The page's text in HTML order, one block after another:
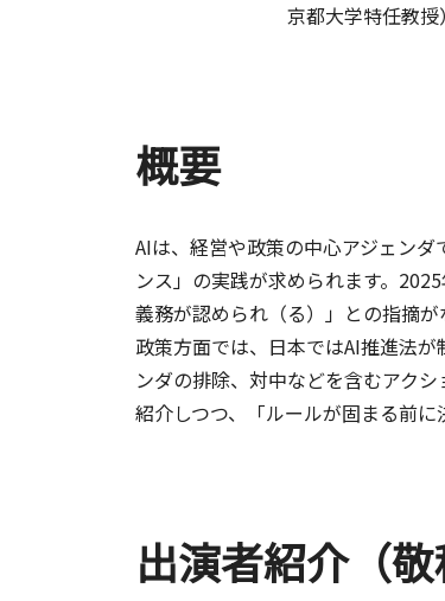
京都大学特任教授）
概要
AIは、経営や政策の中心アジェン
ンス」の実践が求められます。
義務が認められ（る）」との指摘が
政策方面では、日本ではAI推進法
ンダの排除、対中などを含むアク
紹介しつつ、「ルールが固まる前
出演者紹介（敬